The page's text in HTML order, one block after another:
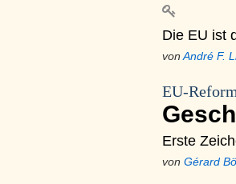
Die EU ist
von André F.
EU-Reform
Erste
von Gérard